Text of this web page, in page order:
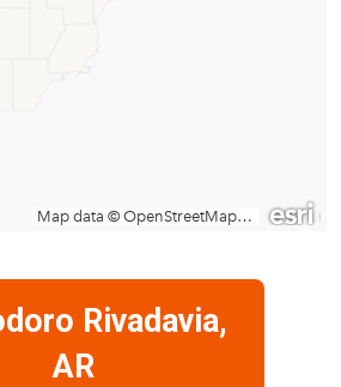
Rivadavia,
AR